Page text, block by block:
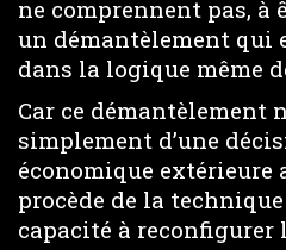
ne comprennent pas, à
un démantèlement
dans la logique même
Car ce démantèlement
simplement d’une
économique
procède de la
capacité à reconfigurer